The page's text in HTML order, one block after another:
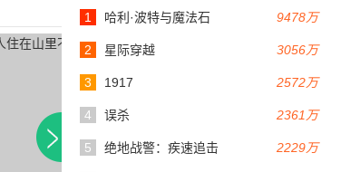
9478万
1 哈利·波特与魔法石
3056万
2 星际穿越
2572万
3 1917
2361万
4 误杀
2229万
5 绝地战警：疾速追击